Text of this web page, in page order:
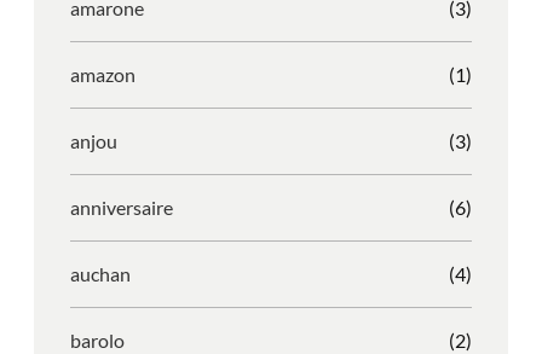
amarone (3)
amazon (1)
anjou (3)
anniversaire (6)
auchan (4)
barolo (2)